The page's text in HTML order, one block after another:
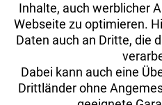
Vorderlicht: Spanninga
Scheinwerfer Herrmans H-
Akkuposition:
Inhalte, auch werblicher
Webseite zu optimieren.
Daten auch an Dritte, die
Dabei kann auch eine
Drittländer ohne